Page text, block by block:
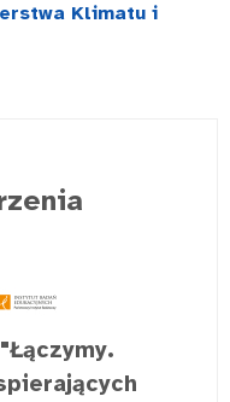
Klimatu i